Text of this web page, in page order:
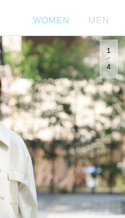
WOMEN MEN
1
4